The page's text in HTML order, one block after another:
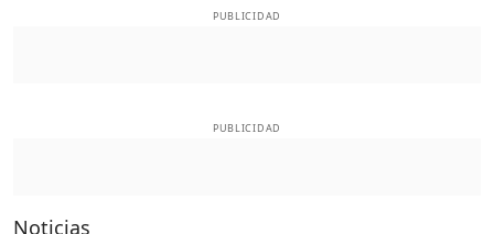
PUBLICIDAD
PUBLICIDAD
Noticias